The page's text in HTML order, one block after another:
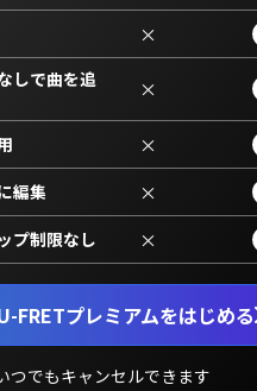
FRETプレミアムをはじめる
つでもキャンセルできます
×
しで曲を追
×
×
編集 ×
プ制限なし ×